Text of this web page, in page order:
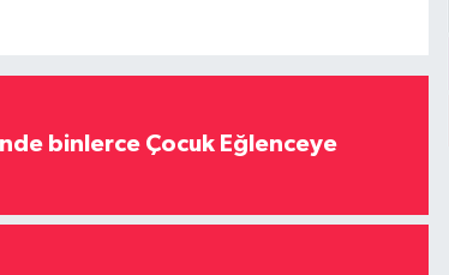
binlerce Çocuk Eğlenceye